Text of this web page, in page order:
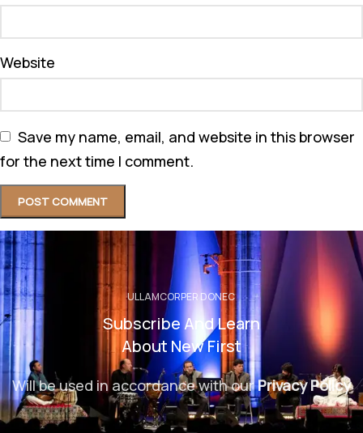
Website
Save my name, email, and website in this browser
for the next time I comment.
ULLAMCORPER DONEC
Subscribe And Learn
About New First
Will be used in accordance with ourPrivacy Policy